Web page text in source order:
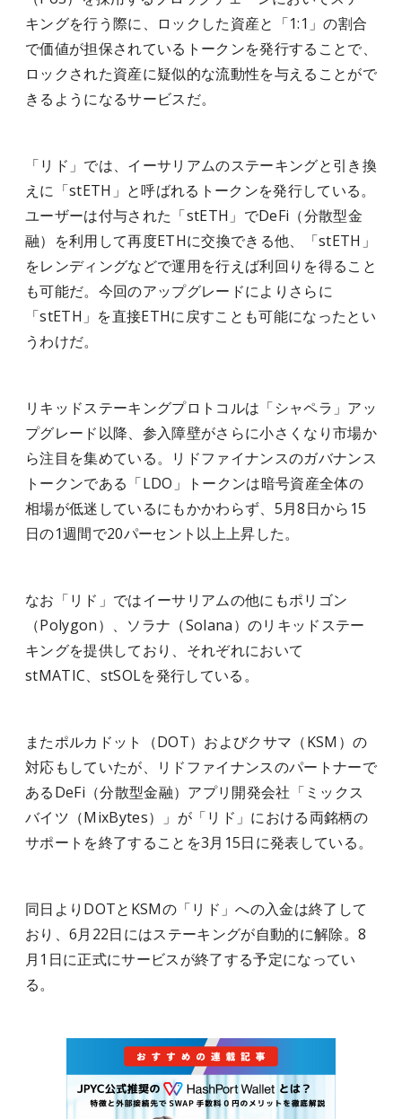
キングを行う際に、ロックした資産と「1:1」の割合
で価値が担保されているトークンを発行することで、
ロックされた資産に疑似的な流動性を与えることがで
きるようになるサービスだ。
「リド」では、イーサリアムのステーキングと引き換
えに「stETH」と呼ばれるトークンを発行している。
ユーザーは付与された「stETH」でDeFi（分散型金
融）を利用して再度ETHに交換できる他、「stETH」
をレンディングなどで運用を行えば利回りを得ること
も可能だ。今回のアップグレードによりさらに
「stETH」を直接ETHに戻すことも可能になったとい
うわけだ。
リキッドステーキングプロトコルは「シャペラ」アッ
プグレード以降、参入障壁がさらに小さくなり市場か
ら注目を集めている。リドファイナンスのガバナンス
トークンである「LDO」トークンは暗号資産全体の
相場が低迷しているにもかかわらず、5月8日から15
日の1週間で20パーセント以上上昇した。
なお「リド」ではイーサリアムの他にもポリゴン
（Polygon）、ソラナ（Solana）のリキッドステー
キングを提供しており、それぞれにおいて
stMATIC、stSOLを発行している。
またポルカドット（DOT）およびクサマ（KSM）の
対応もしていたが、リドファイナンスのパートナーで
あるDeFi（分散型金融）アプリ開発会社「ミックス
バイツ（MixBytes）」が「リド」における両銘柄の
サポートを終了することを3月15日に発表している。
同日よりDOTとKSMの「リド」への入金は終了して
おり、6月22日にはステーキングが自動的に解除。8
月1日に正式にサービスが終了する予定になってい
る。